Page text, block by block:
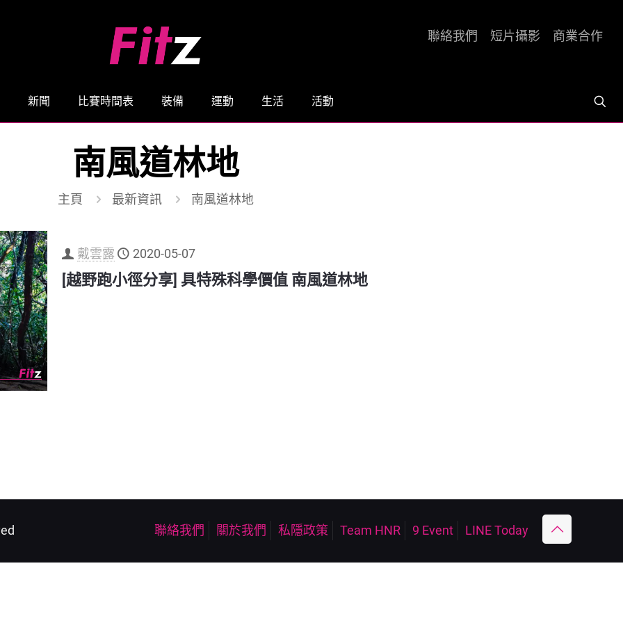
新聞 比賽時間表 裝備 運動 生活 活動
聯絡我們 短片攝影 商業合作
南風道林地
主頁 最新資訊 南風道林地
戴雲露 2020-05-07
[越野跑小徑分享] 具特殊科學價值 南風道林地
聯絡我們 關於我們 私隱政策 Team HNR 9 Event LINE Today